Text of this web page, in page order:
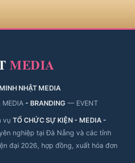
MEDIA
NHẬT MEDIA
MEDIA - BRANDING — EVENT
vụ TỔ CHỨC SỰ KIỆN - MEDIA -
nghiệp tại Đà Nẵng và các tỉnh
đại 2026, hợp đồng, xuất hóa đơn